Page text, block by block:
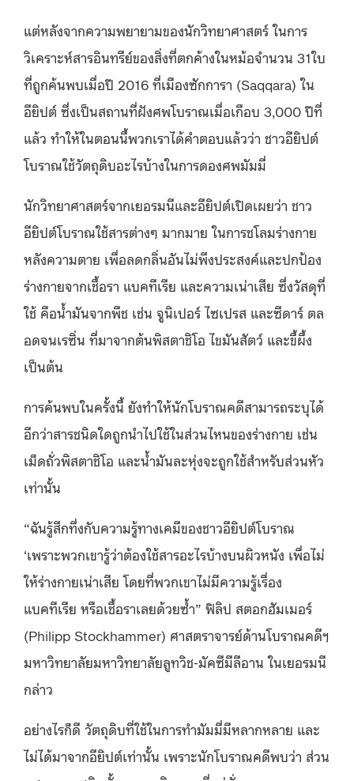
แต่หลังจากความพยายามของนักวิทยาศาสตร์ ในการ
วิเคราะห์สารอินทรีย์ของสิ่งที่ตกค้างในหม้อจำนวน 31ใบ
ที่ถูกค้นพบเมื่อปี 2016 ที่เมืองซักการา (Saqqara) ใน
อียิปต์ ซึ่งเป็นสถานที่ฝังศพโบราณเมื่อเกือบ 3,000 ปีที่
แล้ว ทำให้ในตอนนี้พวกเราได้คำตอบแล้วว่า ชาวอียิปต์
โบราณใช้วัตถุดิบอะไรบ้างในการดองศพมัมมี่
นักวิทยาศาสตร์จากเยอรมนีและอียิปต์เปิดเผยว่า ชาว
อียิปต์โบราณใช้สารต่างๆ มากมาย ในการชโลมร่างกาย
หลังความตาย เพื่อลดกลิ่นอันไม่พึงประสงค์และปกป้อง
ร่างกายจากเชื้อรา แบคทีเรีย และความเน่าเสีย ซึ่งวัสดุที่
ใช้ คือน้ำมันจากพืช เช่น จูนิเปอร์ ไซเปรส และซีดาร์ ตล
อดจนเรซิ่น ที่มาจากต้นพิสตาชิโอ ไขมันสัตว์ และขี้ผึ้ง
เป็นต้น
การค้นพบในครั้งนี้ ยังทำให้นักโบราณคดีสามารถระบุได้
อีกว่าสารชนิดใดถูกนำไปใช้ในส่วนไหนของร่างกาย เช่น
เม็ดถั่วพิสตาชิโอ และน้ำมันละหุ่งจะถูกใช้สำหรับส่วนหัว
เท่านั้น
“ฉันรู้สึกทึ่งกับความรู้ทางเคมีของชาวอียิปต์โบราณ
‘เพราะพวกเขารู้ว่าต้องใช้สารอะไรบ้างบนผิวหนัง เพื่อไม่
ให้ร่างกายเน่าเสีย โดยที่พวกเขาไม่มีความรู้เรื่อง
แบคทีเรีย หรือเชื้อราเลยด้วยซ้ำ” ฟิลิป สตอกฮัมเมอร์
(Philipp Stockhammer) ศาสตราจารย์ด้านโบราณคดีฯ
มหาวิทยาลัยมหาวิทยาลัยลูทวิช-มัคซีมีลีอาน ในเยอรมนี
กล่าว
อย่างไรก็ดี วัตถุดิบที่ใช้ในการทำมัมมี่มีหลากหลาย และ
ไม่ได้มาจากอียิปต์เท่านั้น เพราะนักโบราณคดีพบว่า ส่วน